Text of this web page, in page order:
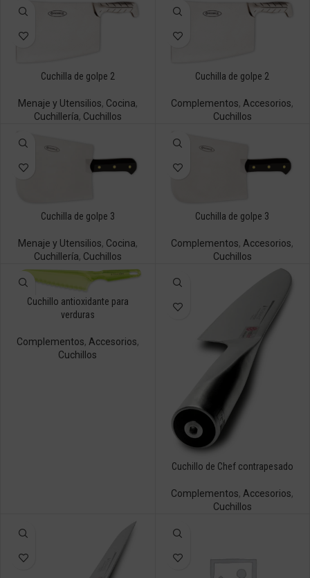
Cuchilla de golpe 2
Menaje y Utensilios, Cocina,
Cuchillería, Cuchillos
Cuchilla de golpe 2
Complementos,Accesorios,
Cuchillos
Cuchilla de golpe 3
Menaje y Utensilios, Cocina,
Cuchillería, Cuchillos
Cuchilla de golpe 3
Complementos, Accesorios,
Cuchillos
Cuchillo antioxidante para
verduras
Complementos, Accesorios,
Cuchillos
Cuchillo de Chef contrapesado
Complementos,Accesorios,
Cuchillos